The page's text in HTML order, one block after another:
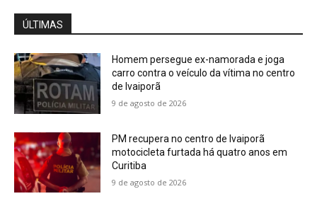
ÚLTIMAS
Homem persegue ex-namorada e joga
carro contra o veículo da vítima no centro
de Ivaiporã
9 de agosto de 2026
PM recupera no centro de Ivaiporã
motocicleta furtada há quatro anos em
Curitiba
9 de agosto de 2026